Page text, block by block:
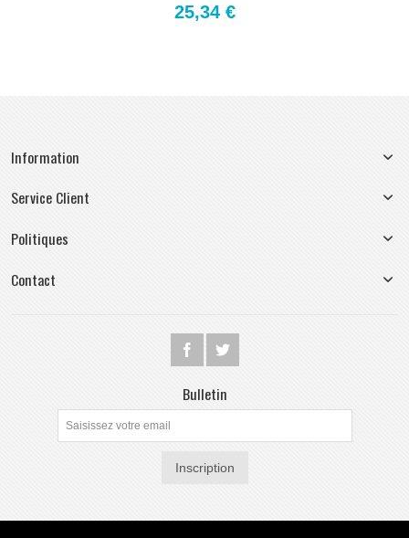
25,34 €
Information
Service Client
Politiques
Contact
Bulletin
Inscription